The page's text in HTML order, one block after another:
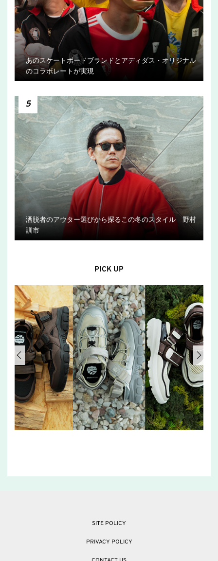
あのスケートボードブランドとアディダス・オリジナル
のコラボレートが実現
5
洒脱者のアウター選びから探るこの冬のスタイル 野村
訓市
PICK UP
SITE POLICY
PRIVACY POLICY